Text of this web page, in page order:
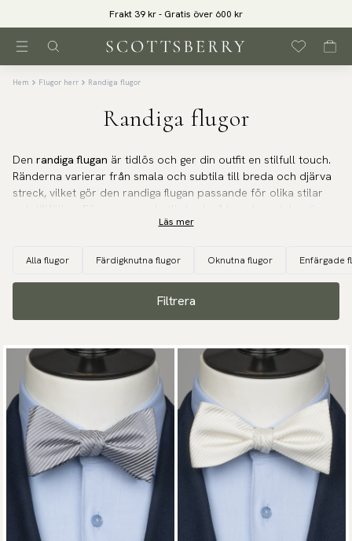
Frakt 39 kr - Gratis över 600 kr
Hem Flugor herr Randiga flugor
Randiga flugor
Den randiga flugan är tidlös och ger din outfit en stilfull touch.
Ränderna varierar från smala och subtila till breda och djärva
streck, vilket gör den randiga flugan passande för olika stilar
randig näsduk
på Scottsberry erbjuder ett brett sortiment av randiga flugor i
Läs mer
Alla flugor Färdigknutna flugor Oknutna flugor Enfärgade
Filtrera